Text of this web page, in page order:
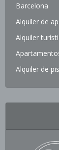
Barcelona
Alquiler de
Alquiler
Alquiler de